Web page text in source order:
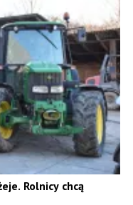
Rolnicy chcą